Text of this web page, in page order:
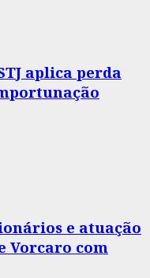
aplica perda
e atuação
Vorcaro com